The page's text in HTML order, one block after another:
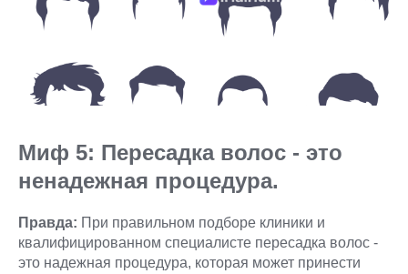
Миф 5: Пересадка волос - это
ненадежная процедура.
Правда: При правильном подборе клиники и
квалифицированном специалисте пересадка волос -
это надежная процедура, которая может принести